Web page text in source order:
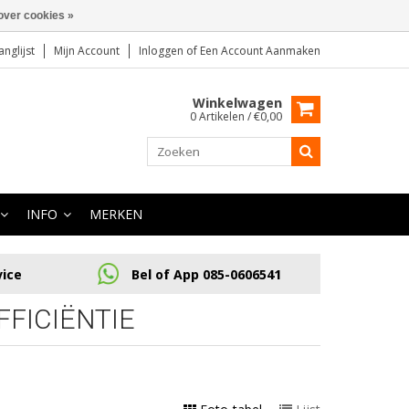
Mijn Account Inloggen of Een Account Aanmaken
Winkelwagen
0 Artikelen / €0,00
INFO MERKEN
Bel of App 085-0606541
cookies »